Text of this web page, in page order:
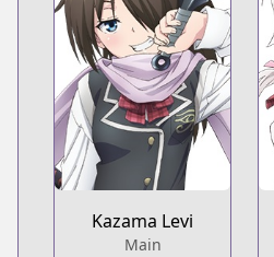
Kazama Levi
Main